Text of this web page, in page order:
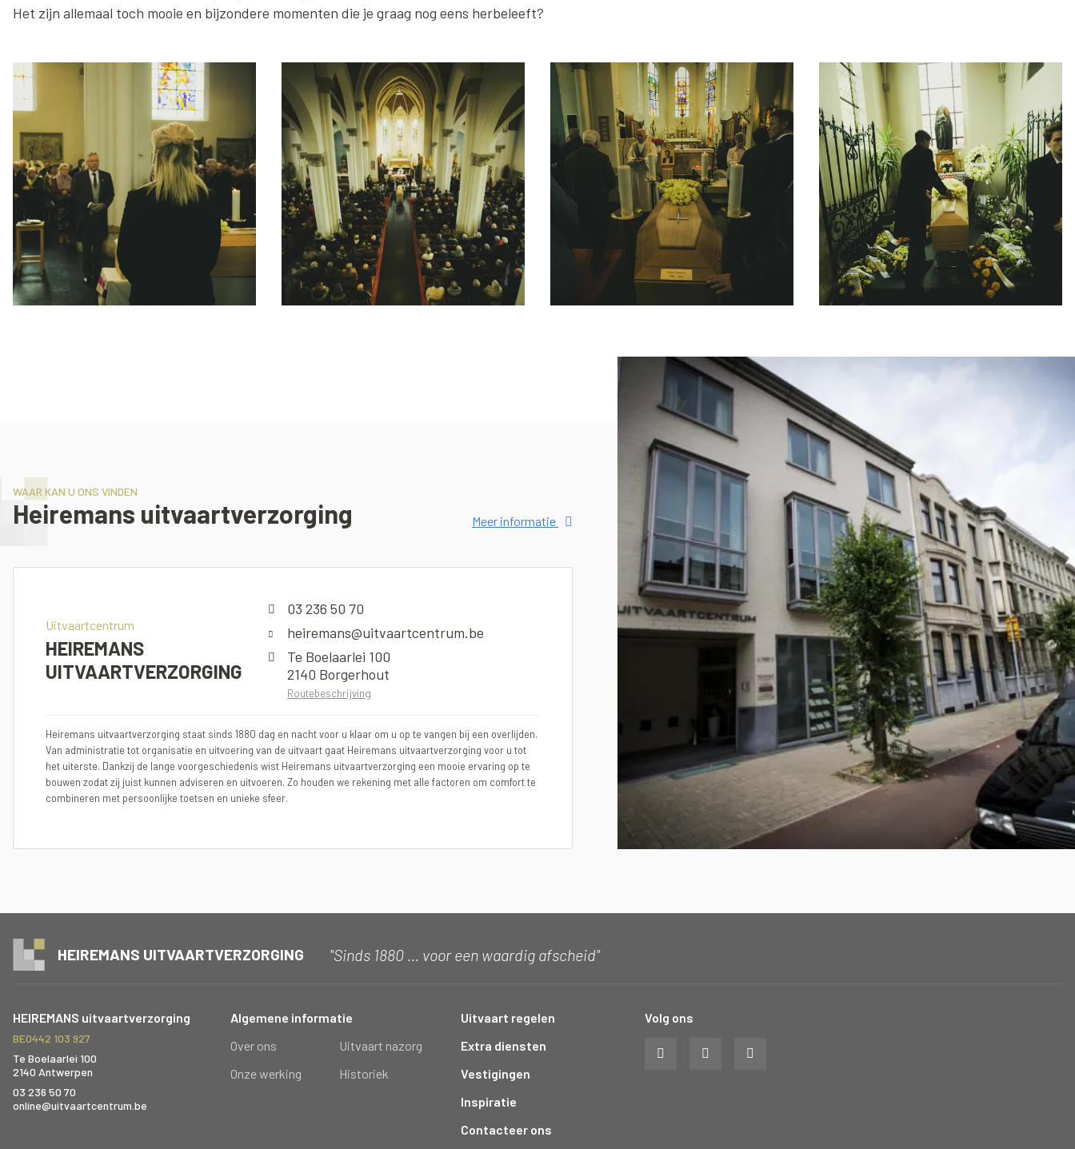
Het zijn allemaal toch mooie en bijzondere momenten die je graag nog eens herbeleeft?
WAAR KAN U ONS VINDEN
Heiremans uitvaartverzorging Meer informatie
Uitvaartcentrum
HEIREMANS
UITVAARTVERZORGING
03 236 50 70
heiremans@uitvaartcentrum.be
Te Boelaarlei 100
2140 Borgerhout
Routebeschrijving
Heiremans uitvaartverzorging staat sinds 1880 dag en nacht voor u klaar om u op te vangen bij een overlijden.
Van administratie tot organisatie en uitvoering van de uitvaart gaat Heiremans uitvaartverzorging voor u tot
het uiterste. Dankzij de lange voorgeschiedenis wist Heiremans uitvaartverzorging een mooie ervaring op te
bouwen zodat zij juist kunnen adviseren en uitvoeren. Zo houden we rekening met alle factoren om comfort te
combineren met persoonlijke toetsen en unieke sfeer.
HEIREMANS UITVAARTVERZORGING "Sinds 1880 … voor een waardig afscheid"
HEIREMANS uitvaartverzorging
BE0442 103 927
Te Boelaarlei 100
2140 Antwerpen
03 236 50 70
online@uitvaartcentrum.be
Algemene informatie
Over ons
Uitvaart nazorg
Onze werking
Historiek
Uitvaart regelen
Extra diensten
Vestigingen
Inspiratie
Contacteer ons
Volg ons